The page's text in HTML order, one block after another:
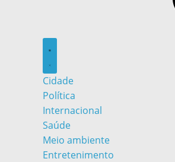
Cidade
Política
Internacional
Saúde
Meio ambiente
Entretenimento